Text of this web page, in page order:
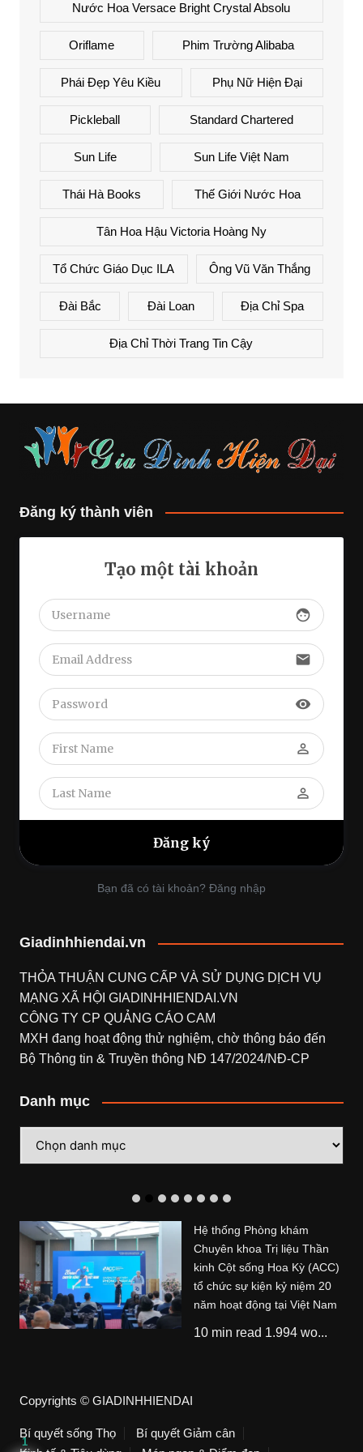
Nước Hoa Versace Bright Crystal Absolu
Oriflame Phim Trường Alibaba
Phái Đẹp Yêu Kiều Phụ Nữ Hiện Đại
Pickleball Standard Chartered
Sun Life Sun Life Việt Nam
Thái Hà Books Thế Giới Nước Hoa
Tân Hoa Hậu Victoria Hoàng Ny
Tổ Chức Giáo Dục ILA Ông Vũ Văn Thắng
Đài Bắc Đài Loan Địa Chỉ Spa
Địa Chỉ Thời Trang Tin Cậy
Đăng ký thành viên
Tạo một tài khoản
face
email
visibility
perm_identity
perm_identity
Bạn đã có tài khoản? Đăng nhập
Giadinhhiendai.vn
THỎA THUẬN CUNG CẤP VÀ SỬ DỤNG DỊCH VỤ
MẠNG XÃ HỘI GIADINHHIENDAI.VN
CÔNG TY CP QUẢNG CÁO CAM
MXH đang hoạt động thử nghiệm, chờ thông báo đến
Bộ Thông tin & Truyền thông NĐ 147/2024/NĐ-CP
Danh mục
mục
Hệ thống Phòng khám
Chuyên khoa Trị liệu Thần
kinh Cột sống Hoa Kỳ (ACC)
tổ chức sự kiện kỷ niệm 20
năm hoạt động tại Việt Nam
10 min read 1.994 wo...
Copyrights © GIADINHHIENDAI
Bí quyết sống Thọ
Bí quyết Giảm cân
1